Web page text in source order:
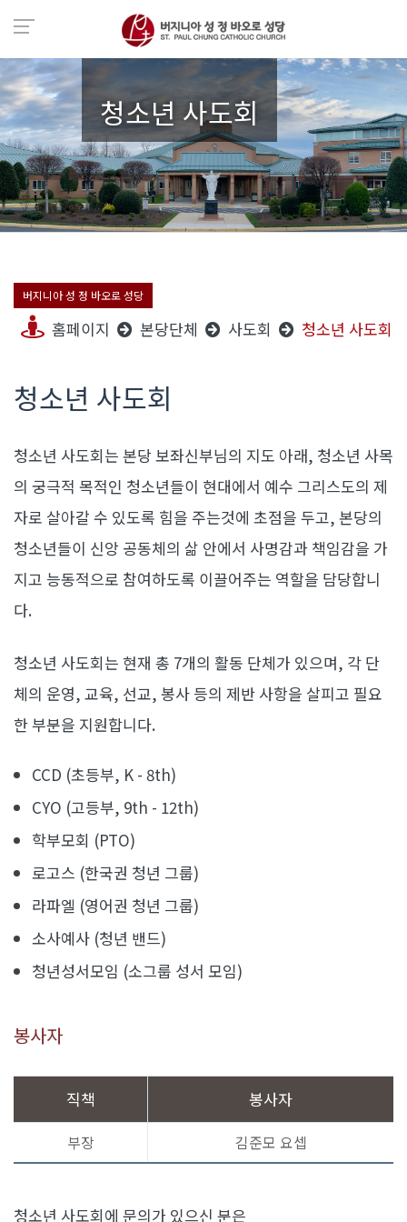
청소년 사도회
버지니아 성 정 바오로 성당
홈페이지 본당단체 사도회 청소년 사도회
청소년 사도회
청소년 사도회는 본당 보좌신부님의 지도 아래, 청소년 사목
의 궁극적 목적인 청소년들이 현대에서 예수 그리스도의 제
자로 살아갈 수 있도록 힘을 주는것에 초점을 두고, 본당의
청소년들이 신앙 공동체의 삶 안에서 사명감과 책임감을 가
지고 능동적으로 참여하도록 이끌어주는 역할을 담당합니
다.
청소년 사도회는 현재 총 7개의 활동 단체가 있으며, 각 단
체의 운영, 교육, 선교, 봉사 등의 제반 사항을 살피고 필요
한 부분을 지원합니다.
CCD (초등부, K - 8th)
CYO (고등부, 9th - 12th)
학부모회 (PTO)
로고스 (한국권 청년 그룹)
라파엘 (영어권 청년 그룹)
소사예사 (청년 밴드)
청년성서모임 (소그룹 성서 모임)
봉사자
직책 봉사자
부장 김준모 요셉
청소년 사도회에 문의가 있으신 분은